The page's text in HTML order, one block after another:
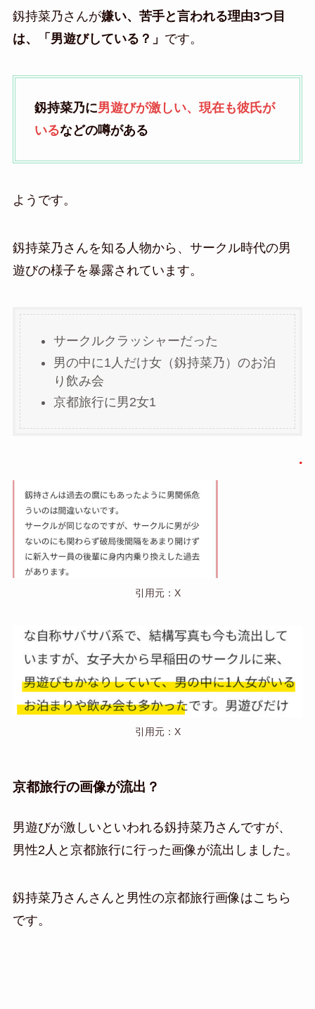
釼持菜乃さんが嫌い、苦手と言われる理由3つ目
は、「男遊びしている？」 です。
釼持菜乃に男遊びが激しい、現在も彼氏が
いるなどの噂がある
ようです。
釼持菜乃さんを知る人物から、サークル時代の男
遊びの様子を暴露されています。
サークルクラッシャーだった
男の中に1人だけ女（釼持菜乃）のお泊
り飲み会
京都旅行に男2女1
引用元：X
引用元：X
京都旅行の画像が流出？
男遊びが激しいといわれる釼持菜乃さんですが、
男性2人と京都旅行に行った画像が流出しました。
釼持菜乃さんさんと男性の京都旅行画像はこちら
です。